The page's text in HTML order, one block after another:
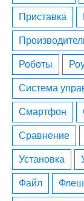
приставка
роботы
система
смартфон
сравнение
установка
файл